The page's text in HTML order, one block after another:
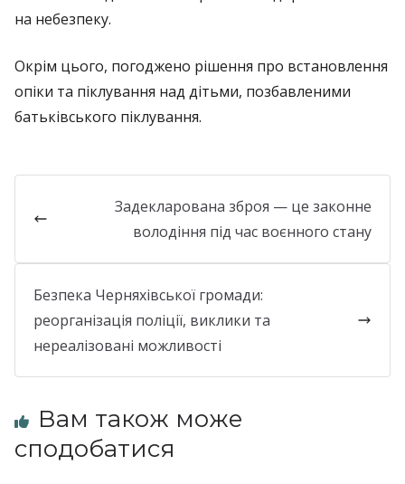
на небезпеку.
Окрім цього, погоджено рішення про встановлення
опіки та піклування над дітьми, позбавленими
батьківського піклування.
Задекларована зброя — це законне
володіння під час воєнного стану
Безпека Черняхівської громади:
реорганізація поліції, виклики та
нереалізовані можливості
Вам також може
сподобатися